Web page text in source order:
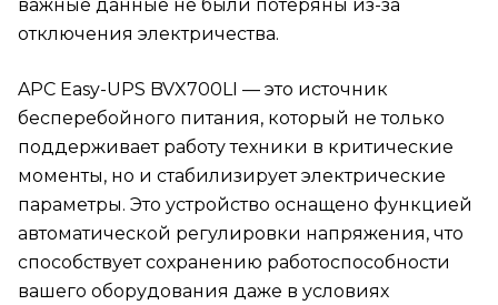
важные данные не были потеряны из-за
отключения электричества.
APC Easy-UPS BVX700LI — это источник
бесперебойного питания, который не только
поддерживает работу техники в критические
моменты, но и стабилизирует электрические
параметры. Это устройство оснащено функцией
автоматической регулировки напряжения, что
способствует сохранению работоспособности
вашего оборудования даже в условиях